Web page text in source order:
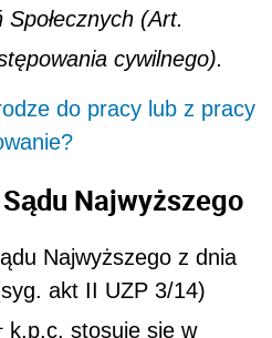
Społecznych (Art.
cywilnego).
do pracy lub z pracy
Najwyższego
Najwyższego z dnia
akt II UZP 3/14)
k.p.c. stosuje się w